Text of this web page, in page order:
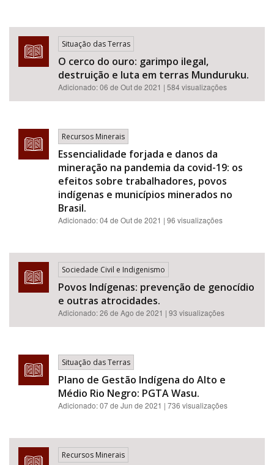
Situação das Terras
O cerco do ouro: garimpo ilegal,
destruição e luta em terras Munduruku.
Adicionado:06 de Out de 2021 | 584 visualizações
Recursos Minerais
Essencialidade forjada e danos da
mineração na pandemia da covid-19: os
efeitos sobre trabalhadores, povos
indígenas e municípios minerados no
Brasil.
Adicionado:04 de Out de 2021 | 96 visualizações
Sociedade Civil e Indigenismo
Povos Indígenas: prevenção de genocídio
e outras atrocidades.
Adicionado:26 de Ago de 2021 | 93 visualizações
Situação das Terras
Plano de Gestão Indígena do Alto e
Médio Rio Negro: PGTA Wasu.
Adicionado:07 de Jun de 2021 | 736 visualizações
Recursos Minerais